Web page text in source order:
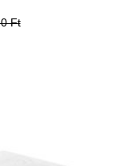
Ft